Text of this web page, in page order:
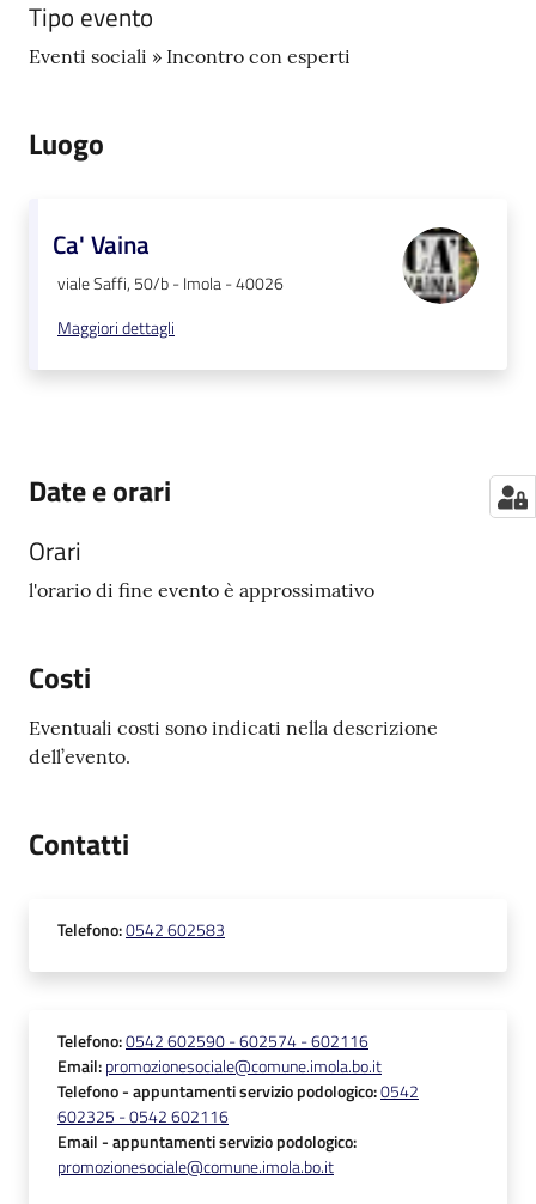
Tipo evento
Eventi sociali » Incontro con esperti
Luogo
Ca' Vaina
viale Saffi, 50/b - Imola - 40026
Maggiori dettagli
Date e orari
Orari
l'orario di fine evento è approssimativo
Costi
Eventuali costi sono indicati nella descrizione
dell’evento.
Contatti
Telefono:0542 602583
Telefono:0542 602590 - 602574 - 602116
Email:promozionesociale@comune.imola.bo.it
Telefono- appuntamenti servizio podologico:0542
602325 - 0542 602116
Email- appuntamenti servizio podologico:
promozionesociale@comune.imola.bo.it